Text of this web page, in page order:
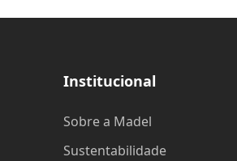
Institucional
Sobre a Madel
Sustentabilidade